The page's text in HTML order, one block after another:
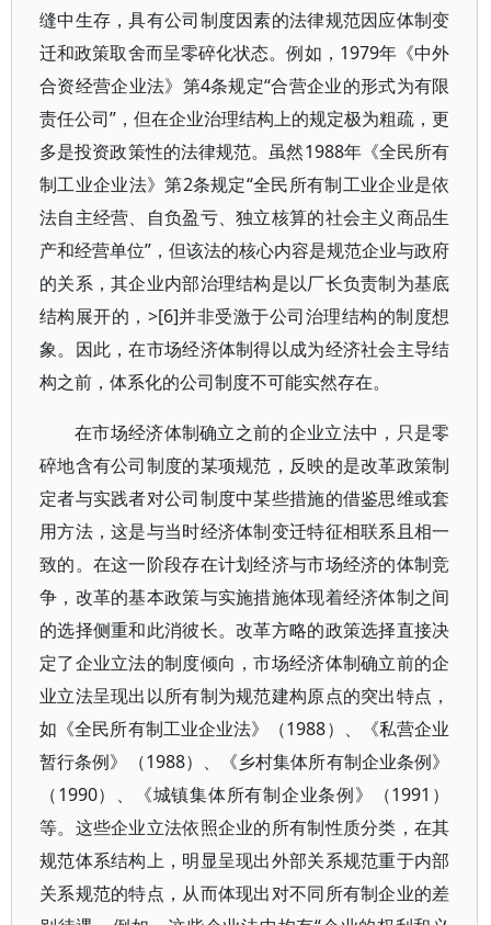
缝中生存，具有公司制度因素的法律规范因应体制变
迁和政策取舍而呈零碎化状态。例如，1979年《中外
合资经营企业法》第4条规定“合营企业的形式为有限
责任公司”，但在企业治理结构上的规定极为粗疏，更
多是投资政策性的法律规范。虽然1988年《全民所有
制工业企业法》第2条规定“全民所有制工业企业是依
法自主经营、自负盈亏、独立核算的社会主义商品生
产和经营单位”，但该法的核心内容是规范企业与政府
的关系，其企业内部治理结构是以厂长负责制为基底
结构展开的，>[6]并非受激于公司治理结构的制度想
象。因此，在市场经济体制得以成为经济社会主导结
构之前，体系化的公司制度不可能实然存在。
在市场经济体制确立之前的企业立法中，只是零
碎地含有公司制度的某项规范，反映的是改革政策制
定者与实践者对公司制度中某些措施的借鉴思维或套
用方法，这是与当时经济体制变迁特征相联系且相一
致的。在这一阶段存在计划经济与市场经济的体制竞
争，改革的基本政策与实施措施体现着经济体制之间
的选择侧重和此消彼长。改革方略的政策选择直接决
定了企业立法的制度倾向，市场经济体制确立前的企
业立法呈现出以所有制为规范建构原点的突出特点，
如《全民所有制工业企业法》（1988）、《私营企业
暂行条例》（1988）、《乡村集体所有制企业条例》
（1990）、《城镇集体所有制企业条例》（1991）
等。这些企业立法依照企业的所有制性质分类，在其
规范体系结构上，明显呈现出外部关系规范重于内部
关系规范的特点，从而体现出对不同所有制企业的差